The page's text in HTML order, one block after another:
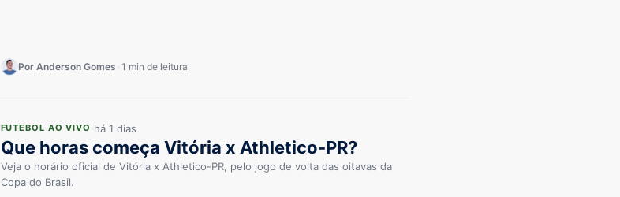
Por Anderson Gomes 1 min de leitura
FUTEBOL AO VIVO há 1 dias
Que horas começa Vitória x Athletico-PR?
Veja o horário oficial de Vitória x Athletico-PR, pelo jogo de volta das oitavas da
Copa do Brasil.